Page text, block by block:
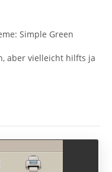
Simple Green
aber vielleicht hilfts ja